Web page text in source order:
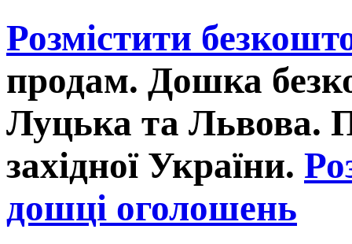
Розмістити
продам. Дошка
Луцька та Львова.
західної України.
дошці оголошень